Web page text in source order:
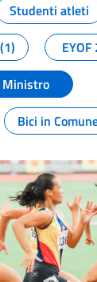
Studenti atleti
Ministro
Bici in